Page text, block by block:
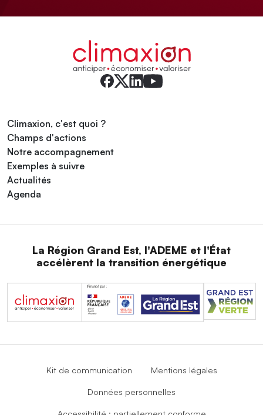
Climaxion, c'est quoi ?
Champs d'actions
Notre accompagnement
Exemples à suivre
Actualités
Agenda
La Région Grand Est, l'ADEME et l'État
accélèrent la transition énergétique
Kit de communication Mentions légales
Données personnelles